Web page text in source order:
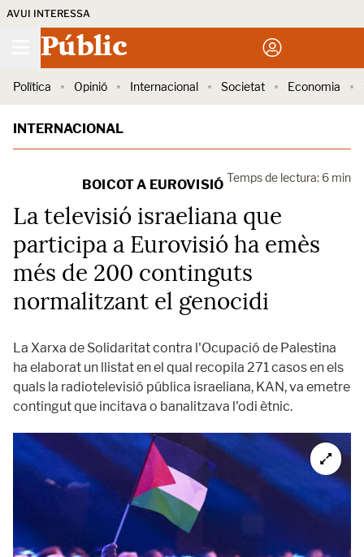
AVUI INTERESSA
Públic
Política Opinió Internacional Societat Economia
INTERNACIONAL
BOICOT A EUROVISIÓ Temps de lectura: 6 min
La televisió israeliana que
participa a Eurovisió ha emès
més de 200 continguts
normalitzant el genocidi
La Xarxa de Solidaritat contra l'Ocupació de Palestina
ha elaborat un llistat en el qual recopila 271 casos en els
quals la radiotelevisió pública israeliana, KAN, va emetre
contingut que incitava o banalitzava l'odi ètnic.